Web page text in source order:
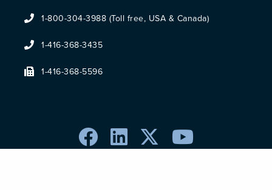
1-800-304-3988 (Toll free, USA & Canada)
1-416-368-3435
1-416-368-5596